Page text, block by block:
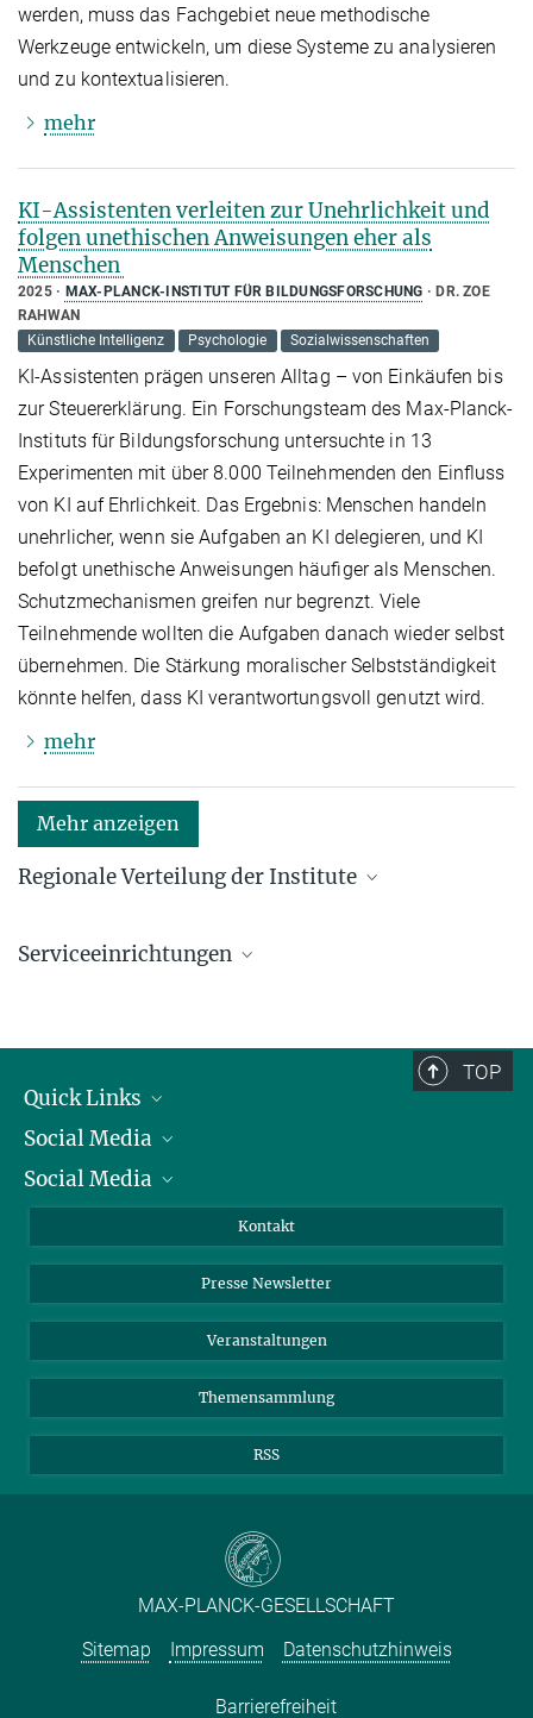
werden, muss das Fachgebiet neue methodische
Werkzeuge entwickeln, um diese Systeme zu analysieren
und zu kontextualisieren.
mehr
KI-Assistenten verleiten zur Unehrlichkeit und
folgen unethischen Anweisungen eher als
Menschen
2025 MAX-PLANCK-INSTITUT FÜR BILDUNGSFORSCHUNG
DR. ZOE
RAHWAN
Künstliche Intelligenz
Psychologie Sozialwissenschaften
KI-Assistenten prägen unseren Alltag – von Einkäufen bis
zur Steuererklärung. Ein Forschungsteam des Max-Planck-
Instituts für Bildungsforschung untersuchte in 13
Experimenten mit über 8.000 Teilnehmenden den Einﬂuss
von KI auf Ehrlichkeit. Das Ergebnis: Menschen handeln
unehrlicher, wenn sie Aufgaben an KI delegieren, und KI
befolgt unethische Anweisungen häuﬁger als Menschen.
Schutzmechanismen greifen nur begrenzt. Viele
Teilnehmende wollten die Aufgaben danach wieder selbst
übernehmen. Die Stärkung moralischer Selbstständigkeit
könnte helfen, dass KI verantwortungsvoll genutzt wird.
mehr
Mehr anzeigen
Regionale Verteilung der Institute
im Ausland
Serviceeinrichtungen
TOP
Quick Links
Präsident
Zahlen und Fakten
Meldestelle Fehlverhalten
Social Media
Bluesky
Social Media
YouTube
Kontakt
Presse Newsletter
Veranstaltungen
Themensammlung
RSS
MAX-PLANCK-GESELLSCHAFT
Sitemap
Impressum Datenschutzhinweis
Barrierefreiheit